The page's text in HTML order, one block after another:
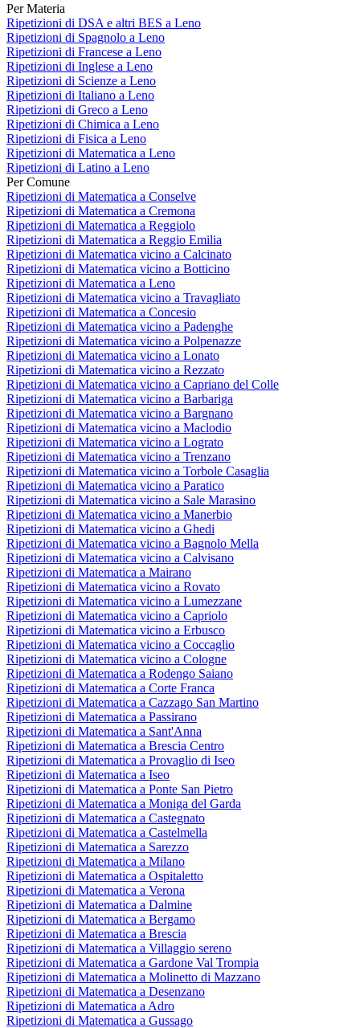
Per Materia
Ripetizioni di DSA e altri BES a Leno
Ripetizioni di Spagnolo a Leno
Ripetizioni di Francese a Leno
Ripetizioni di Inglese a Leno
Ripetizioni di Scienze a Leno
Ripetizioni di Italiano a Leno
Ripetizioni di Greco a Leno
Ripetizioni di Chimica a Leno
Ripetizioni di Fisica a Leno
Ripetizioni di Matematica a Leno
Ripetizioni di Latino a Leno
Per Comune
Ripetizioni di Matematica a Conselve
Ripetizioni di Matematica a Cremona
Ripetizioni di Matematica a Reggiolo
Ripetizioni di Matematica a Reggio Emilia
Ripetizioni di Matematica vicino a Calcinato
Ripetizioni di Matematica vicino a Botticino
Ripetizioni di Matematica a Leno
Ripetizioni di Matematica vicino a Travagliato
Ripetizioni di Matematica a Concesio
Ripetizioni di Matematica vicino a Padenghe
Ripetizioni di Matematica vicino a Polpenazze
Ripetizioni di Matematica vicino a Lonato
Ripetizioni di Matematica vicino a Rezzato
Ripetizioni di Matematica vicino a Capriano del Colle
Ripetizioni di Matematica vicino a Barbariga
Ripetizioni di Matematica vicino a Bargnano
Ripetizioni di Matematica vicino a Maclodio
Ripetizioni di Matematica vicino a Lograto
Ripetizioni di Matematica vicino a Trenzano
Ripetizioni di Matematica vicino a Torbole Casaglia
Ripetizioni di Matematica vicino a Paratico
Ripetizioni di Matematica vicino a Sale Marasino
Ripetizioni di Matematica vicino a Manerbio
Ripetizioni di Matematica vicino a Ghedi
Ripetizioni di Matematica vicino a Bagnolo Mella
Ripetizioni di Matematica vicino a Calvisano
Ripetizioni di Matematica a Mairano
Ripetizioni di Matematica vicino a Rovato
Ripetizioni di Matematica vicino a Lumezzane
Ripetizioni di Matematica vicino a Capriolo
Ripetizioni di Matematica vicino a Erbusco
Ripetizioni di Matematica vicino a Coccaglio
Ripetizioni di Matematica vicino a Cologne
Ripetizioni di Matematica a Rodengo Saiano
Ripetizioni di Matematica a Corte Franca
Ripetizioni di Matematica a Cazzago San Martino
Ripetizioni di Matematica a Passirano
Ripetizioni di Matematica a Sant'Anna
Ripetizioni di Matematica a Brescia Centro
Ripetizioni di Matematica a Provaglio di Iseo
Ripetizioni di Matematica a Iseo
Ripetizioni di Matematica a Ponte San Pietro
Ripetizioni di Matematica a Moniga del Garda
Ripetizioni di Matematica a Castegnato
Ripetizioni di Matematica a Castelmella
Ripetizioni di Matematica a Sarezzo
Ripetizioni di Matematica a Milano
Ripetizioni di Matematica a Ospitaletto
Ripetizioni di Matematica a Verona
Ripetizioni di Matematica a Dalmine
Ripetizioni di Matematica a Bergamo
Ripetizioni di Matematica a Brescia
Ripetizioni di Matematica a Villaggio sereno
Ripetizioni di Matematica a Gardone Val Trompia
Ripetizioni di Matematica a Molinetto di Mazzano
Ripetizioni di Matematica a Desenzano
Ripetizioni di Matematica a Adro
Ripetizioni di Matematica a Gussago